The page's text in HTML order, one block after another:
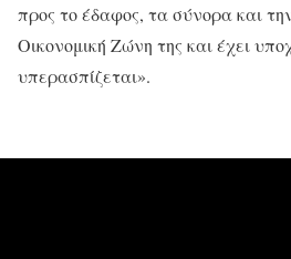
προς το έδαφος, τα σύνορα και
Οικονομική Ζώνη της και έχει
υπερασπίζεται».